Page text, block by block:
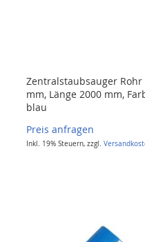
Zentralstaubsauger
mm, Länge 2000 mm,
blau
Preis anfragen
Inkl. 19% Steuern,zzgl.